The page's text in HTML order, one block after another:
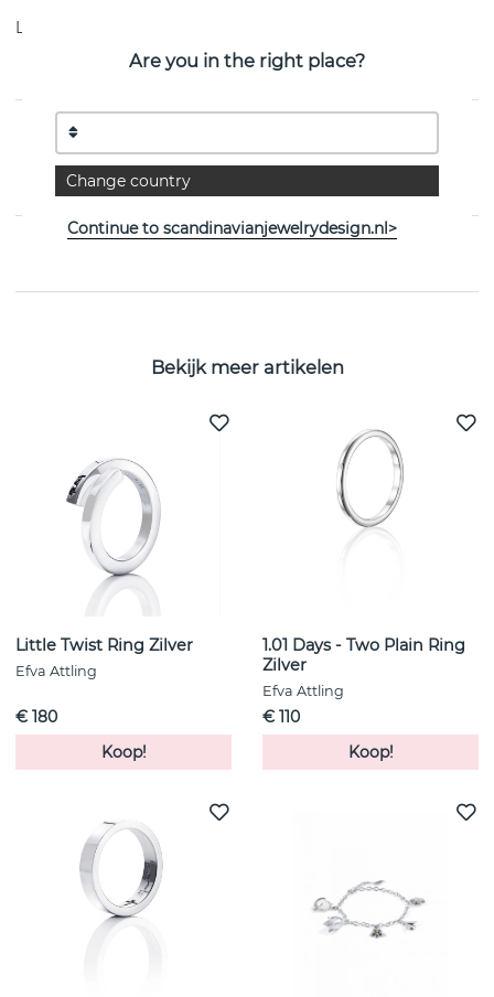
Levering:
PRODUCTOMSCHRIJVING
Circle Of Love Oorbel Goud van het Zweedse Efva
Attling
Bekijk meer artikelen
Little Twist Ring Zilver
Efva Attling
€ 180
Koop!
1.01 Days - Two Plain Ring
Zilver
Efva Attling
€ 110
Koop!
Are you in the right place?
Change country
Continue to scandinavianjewelrydesign.nl>